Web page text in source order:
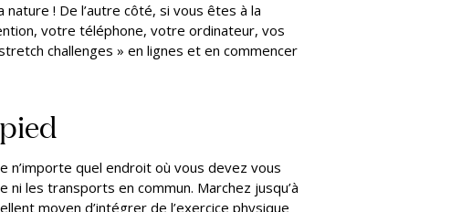
! De l’autre côté, si vous êtes à la
votre téléphone, votre ordinateur, vos
challenges » en lignes et en commencer
n’importe quel endroit où vous devez vous
les transports en commun. Marchez jusqu’à
moyen d’intégrer de l’exercice physique